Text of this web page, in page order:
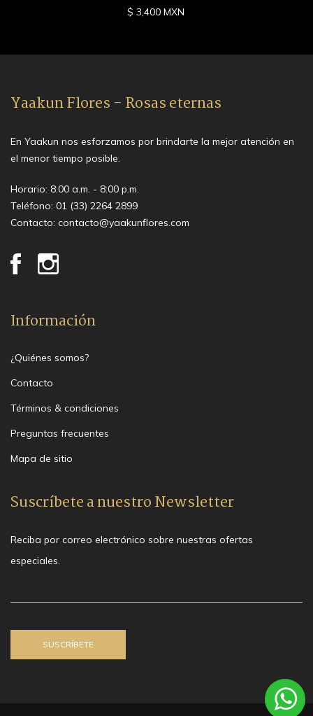
$ 3,400 MXN
Yaakun Flores - Rosas eternas
En Yaakun nos esforzamos por brindarte la mejor atención en
el menor tiempo posible.
Horario: 8:00 a.m. - 8:00 p.m.
Teléfono: 01 (33) 2264 2899
Contacto: contacto@yaakunflores.com
Información
¿Quiénes somos?
Contacto
Términos & condiciones
Preguntas frecuentes
Mapa de sitio
Suscríbete a nuestro Newsletter
Reciba por correo electrónico sobre nuestras ofertas
especiales.